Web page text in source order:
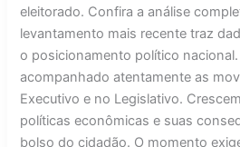
eleitorado. Confira a análise
levantamento mais recente traz
o posicionamento político
acompanhado atentamente as
Executivo e no Legislativo.
políticas econômicas e suas
bolso do cidadão. O momento